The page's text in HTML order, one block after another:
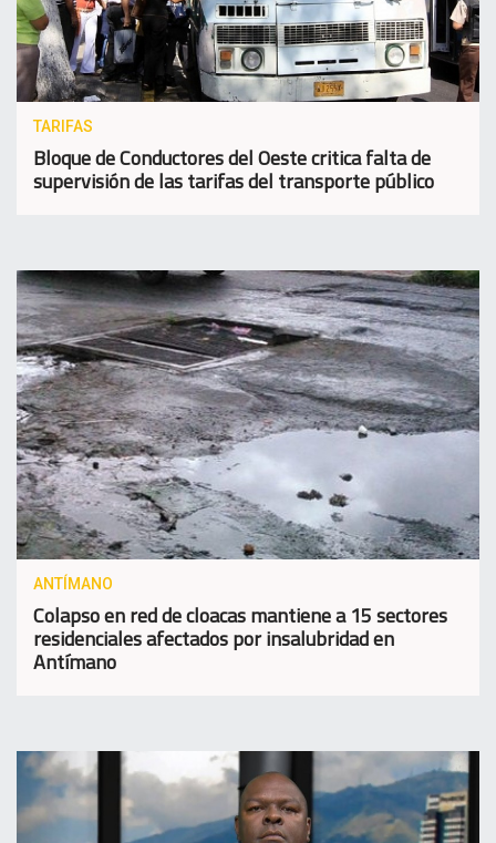
TARIFAS
Bloque de Conductores del Oeste critica falta de
supervisión de las tarifas del transporte público
ANTÍMANO
Colapso en red de cloacas mantiene a 15 sectores
residenciales afectados por insalubridad en
Antímano